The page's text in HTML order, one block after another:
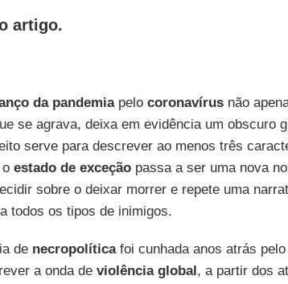
artigo.
da pandemiapelo coronavírusnão
se agrava, deixa em evidência um obscuro
serve para descrever ao menos três
estado de exceçãopassa a ser uma nova
sobre o deixar morrer e repete uma
todos os tipos de inimigos.
de necropolíticafoi cunhada anos atrás
a onda de violência global, a partir dos